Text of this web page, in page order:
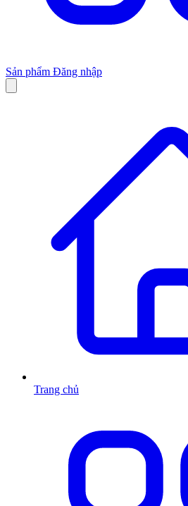
Sản phẩm Đăng nhập
Trang chủ